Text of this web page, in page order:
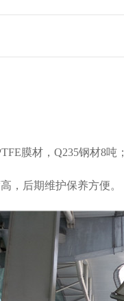
膜材，Q235钢材8吨；
，后期维护保养方便。